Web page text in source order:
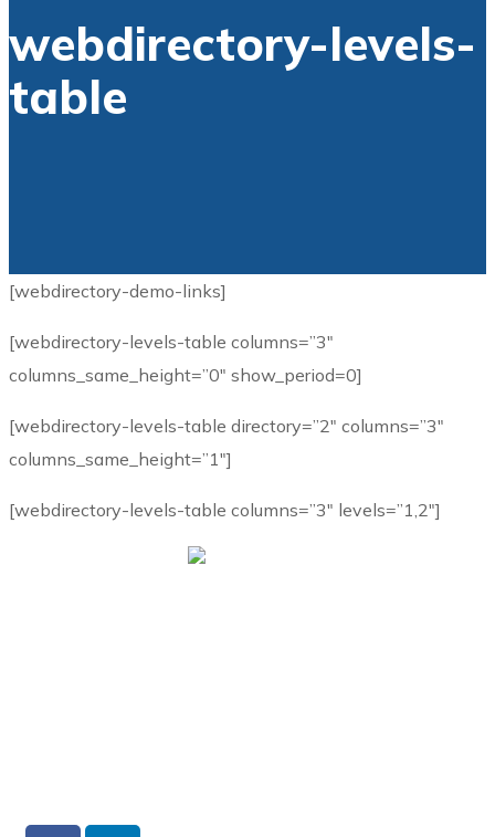
webdirectory-levels-
table
[webdirectory-demo-links]
[webdirectory-levels-table columns=”3″
columns_same_height=”0″ show_period=0]
[webdirectory-levels-table directory=”2″ columns=”3″
columns_same_height=”1″]
[webdirectory-levels-table columns=”3″ levels=”1,2″]